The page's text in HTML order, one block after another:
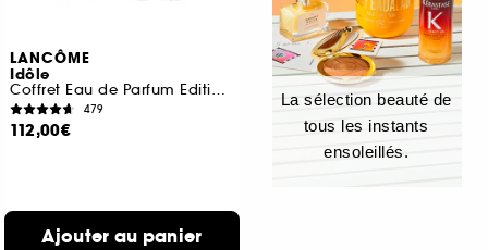
LANCÔME
Idôle
Coffret Eau de Parfum Edition Limitée Fête Des Mères
479
112,00€
Ajouter au panier
La sélection beauté de
tous les instants
ensoleillés.